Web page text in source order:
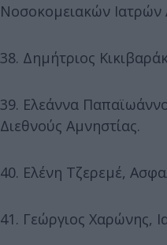
Νοσοκομειακών Ιατρών
38. Δημήτριος
39. Ελεάννα
Διεθνούς Αμνηστίας.
40. Ελένη Τζερεμέ,
41. Γεώργιος Χαρώνης,